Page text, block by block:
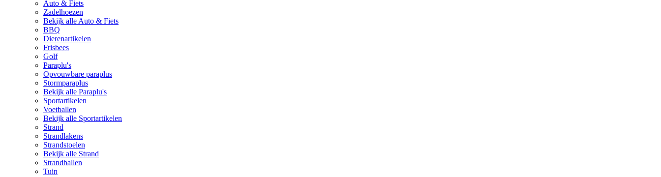
Auto & Fiets
Zadelhoezen
Bekijk alle Auto & Fiets
BBQ
Dierenartikelen
Frisbees
Golf
Paraplu's
Opvouwbare paraplus
Stormparaplus
Bekijk alle Paraplu's
Sportartikelen
Voetballen
Bekijk alle Sportartikelen
Strand
Strandlakens
Strandstoelen
Bekijk alle Strand
Strandballen
Tuin